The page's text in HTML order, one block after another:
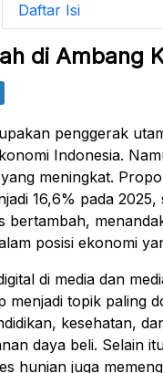
Daftar Isi
di Ambang
penggerak
Indonesia.
meningkat.
16,6% pada
bertambah,
posisi ekonomi
di media dan
menjadi topik paling
kesehatan,
daya beli. Selain
hunian juga